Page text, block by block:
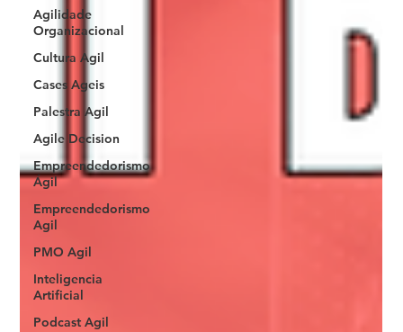
Agilidade
Organizacional
Cultura Agil
Cases Ageis
Palestra Agil
Agile Decision
Empreendedorismo
Ágil
Empreendedorismo
Agil
PMO Agil
Inteligencia
Artificial
Podcast Agil